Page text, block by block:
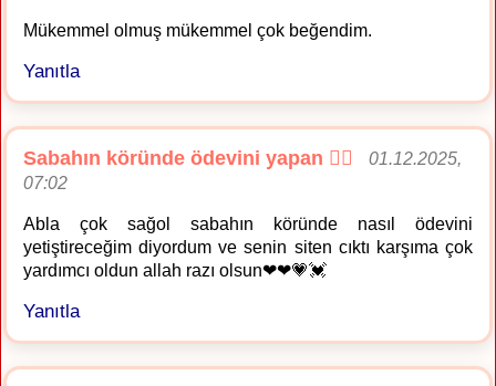
Mükemmel olmuş mükemmel çok beğendim.
Yanıtla
Sabahın köründe ödevini yapan 🤦‍♀️
01.12.2025,
07:02
Abla çok sağol sabahın köründe nasıl ödevini
yetiştireceğim diyordum ve senin siten cıktı karşıma çok
yardımcı oldun allah razı olsun❤❤💗💓
Yanıtla